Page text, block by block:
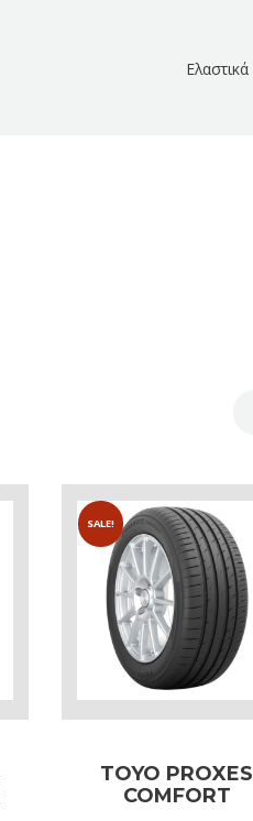
Ελαστικά
SALE!
TOYO PROXES
COMFORT